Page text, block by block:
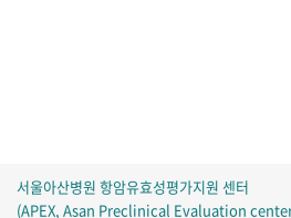
서울아산병원 항암유효성평가지원 센터
(APEX, Asan Preclinical Evaluation